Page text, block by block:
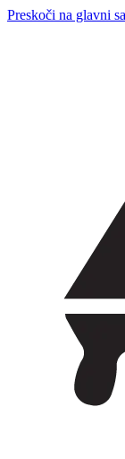
Preskoči na glavni